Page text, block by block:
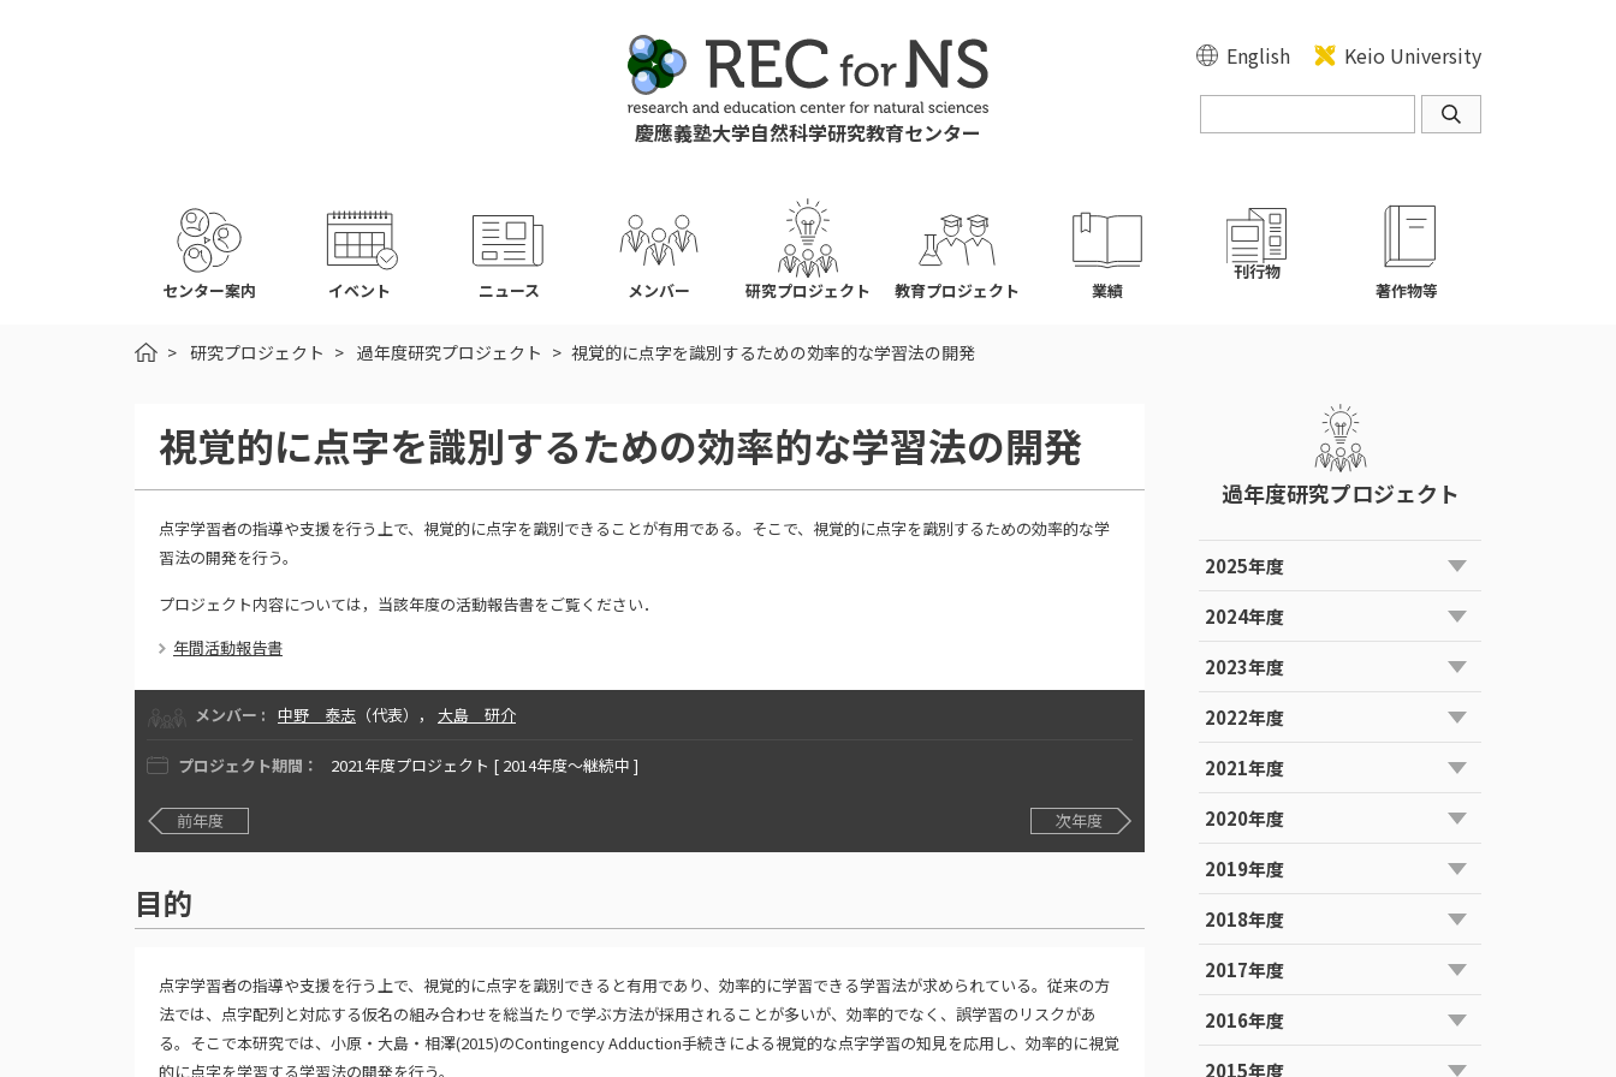
慶應義塾大学自然科学研究教育センター
English Keio University
センター案内 イベント ニュース メンバー 研究プロジェクト 教育プロジェクト 業績
刊行物
著作物等
HOME研究プロジェクト 過年度研究プロジェクト 視覚的に点字を識別するための効率的な学習法の開発
視覚的に点字を識別するための効率的な学習法の開発
点字学習者の指導や支援を行う上で、視覚的に点字を識別できることが有用である。そこで、視覚的に点字を識別するための効率的な学
習法の開発を行う。
プロジェクト内容については，当該年度の活動報告書をご覧ください．
年間活動報告書
メンバー : 中野 泰志 （代表）， 大島 研介
プロジェクト期間： 2021年度プロジェクト [ 2014年度〜継続中 ]
前年度 次年度
目的
点字学習者の指導や支援を行う上で、視覚的に点字を識別できると有用であり、効率的に学習できる学習法が求められている。従来の方
法では、点字配列と対応する仮名の組み合わせを総当たりで学ぶ方法が採用されることが多いが、効率的でなく、誤学習のリスクがあ
る。そこで本研究では、小原・大島・相澤(2015)のContingency Adduction手続きによる視覚的な点字学習の知見を応用し、効率的に視覚
的に点字を学習する学習法の開発を行う。
過年度研究プロジェクト
2025年度
2024年度
2023年度
2022年度
2021年度
2020年度
2019年度
2018年度
2017年度
2016年度
2015年度